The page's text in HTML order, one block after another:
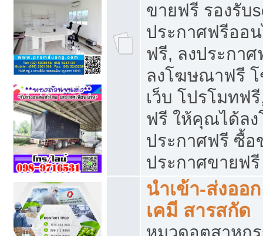
ขายฟรี รองรับ
ประกาศฟรีออ
ฟรี, ลงประกา
ลงโฆษณาฟรี
เว็บ โปรโมทฟ
ฟรี ให้คุณได้ล
ประกาศฟรี ซื้อ
ประกาศขายฟรี
นำเข้า-ส่งออ
เคมี สารสกัด